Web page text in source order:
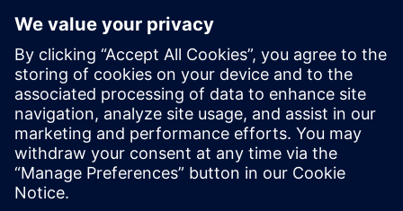
Co.
Simcenter Amesim은 그래프
와 보고서를 빠르게 생성해 즉